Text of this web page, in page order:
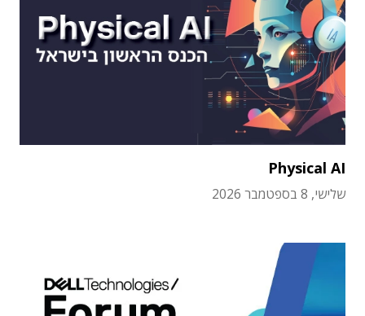
Physical AI
שלישי, 8 בספטמבר 2026